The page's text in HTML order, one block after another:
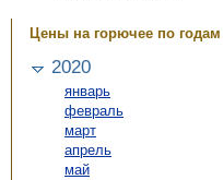
Цены на горючее по годам
2020
январь
февраль
март
апрель
май